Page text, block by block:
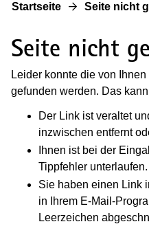
Startseite Seite nicht
Seite nicht
Leider konnte die von
gefunden werden. Das
Der Link ist veraltet
inzwischen entfernt
Ihnen ist bei der
Tippfehler unterlaufen.
Sie haben einen Link
in Ihrem E-Mail-
Leerzeichen